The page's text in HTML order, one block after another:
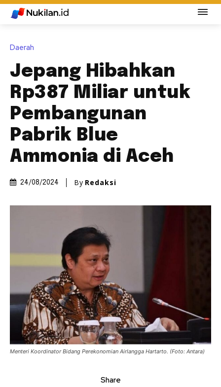
Daerah
Jepang Hibahkan
Rp387 Miliar untuk
Pembangunan
Pabrik Blue
Ammonia di Aceh
24/08/2024 By Redaksi
Menteri Koordinator Bidang Perekonomian Airlangga Hartarto. (Foto: Antara)
Share